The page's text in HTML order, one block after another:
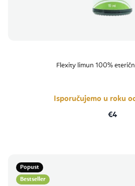
Flexity limun 100%
Isporučujemo u roku
€4
Popust
Bestseller